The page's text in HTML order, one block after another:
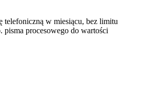
telefoniczną w miesiącu, bez limitu
pisma procesowego do wartości